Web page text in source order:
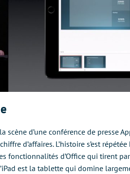
scène d’une conférence de presse
d’affaires. L’histoire s’est
fonctionnalités d’Office qui tirent
est la tablette qui domine